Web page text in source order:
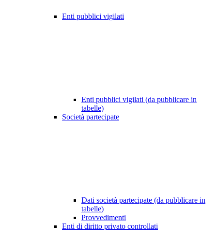
Enti pubblici vigilati
Enti pubblici vigilati (da pubblicare in
tabelle)
Società partecipate
Dati società partecipate (da pubblicare in
tabelle)
Provvedimenti
Enti di diritto privato controllati